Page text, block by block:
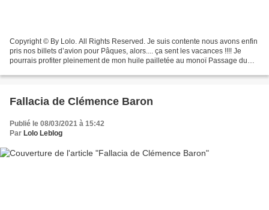
Copyright © By Lolo. All Rights Reserved. Je suis contente nous avons enfin
pris nos billets d’avion pour Pâques, alors.... ça sent les vacances !!!! Je
pourrais profiter pleinement de mon huile pailletée au monoï Passage du
Fallacia de Clémence Baron
Publié le 08/03/2021 à 15:42
Par Lolo Leblog